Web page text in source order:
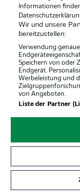
Liveticker
© 2026
Informationen
Wir und unsere
bereitzustellen:
Verwendung
Speichern von oder
Endgerät.
Werbeleistung und
von Angeboten.
Liste der Partner